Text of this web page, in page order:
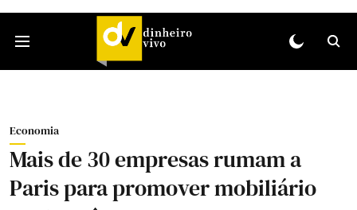
Economia
Mais de 30 empresas rumam a
Paris para promover mobiliário